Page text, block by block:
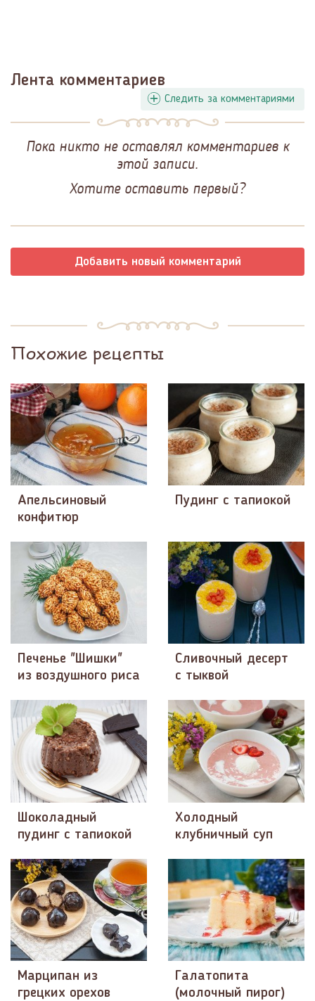
Лента комментариев
Следить за комментариями
Пока никто не оставлял комментариев к
этой записи.
Хотите оставить первый?
Добавить новый комментарий
Похожие рецепты
Апельсиновый
конфитюр
Пудинг с тапиокой
Печенье "Шишки"
из воздушного риса
Сливочный десерт
с тыквой
Шоколадный
пудинг с тапиокой
Холодный
клубничный суп
Марципан из
грецких орехов
Галатопита
(молочный пирог)